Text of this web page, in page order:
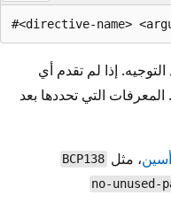
إذا لم تقدم أي
التي تحددها بعد
، مثل BCP138
no-unused-